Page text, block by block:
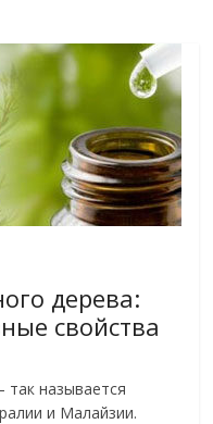
дерева:
свойства
называется
и Малайзии.